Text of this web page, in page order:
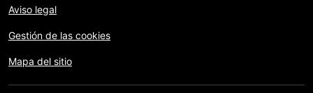
Aviso legal
Gestión de las cookies
Mapa del sitio